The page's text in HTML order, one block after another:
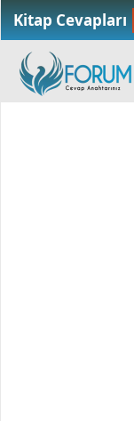
Kitap Cevapları